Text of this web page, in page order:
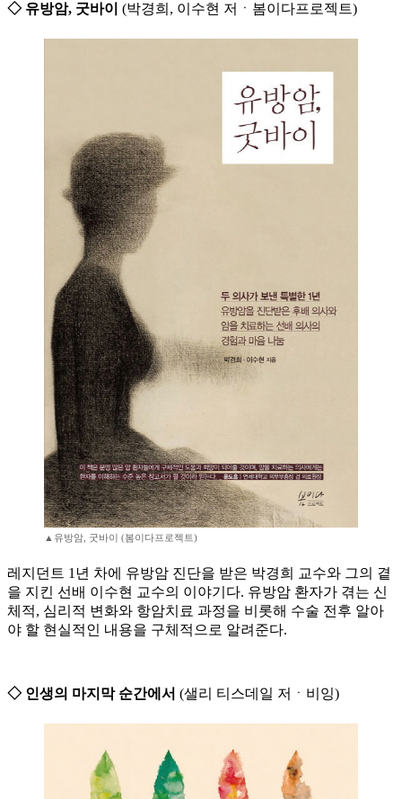
◇ 유방암, 굿바이 (박경희, 이수현 저ㆍ봄이다프로젝트)
▲유방암, 굿바이 (봄이다프로젝트)
레지던트 1년 차에 유방암 진단을 받은 박경희 교수와 그의 곁
을 지킨 선배 이수현 교수의 이야기다. 유방암 환자가 겪는 신
체적, 심리적 변화와 항암치료 과정을 비롯해 수술 전후 알아
야 할 현실적인 내용을 구체적으로 알려준다.
◇ 인생의 마지막 순간에서 (샐리 티스데일 저ㆍ비잉)